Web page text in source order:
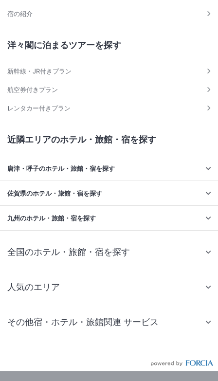
宿の紹介
洋々閣に泊まるツアーを探す
新幹線・JR付きプラン
航空券付きプラン
レンタカー付きプラン
近隣エリアのホテル・旅館・宿を探す
唐津・呼子のホテル・旅館・宿を探す
佐賀県のホテル・旅館・宿を探す
九州のホテル・旅館・宿を探す
全国のホテル・旅館・宿を探す
人気のエリア
仙台 ホテル
その他宿・ホテル・旅館関連 サービス